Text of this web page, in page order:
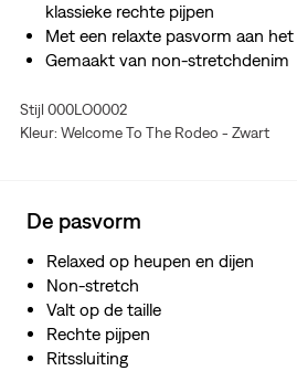
klassieke rechte pijpen
Met een relaxte pasvorm aan
Gemaakt van non-stretchdenim
Stijl 000LO0002
Kleur: Welcome To The Rodeo - Zwart
De pasvorm
Relaxed op heupen en dijen
Non-stretch
Valt op de taille
Rechte pijpen
Ritssluiting